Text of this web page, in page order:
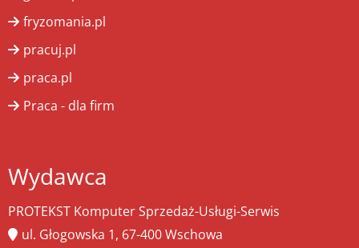
fryzomania.pl
pracuj.pl
praca.pl
Praca - dla firm
Wydawca
PROTEKST Komputer Sprzedaż-Usługi-Serwis
ul. Głogowska 1, 67-400 Wschowa